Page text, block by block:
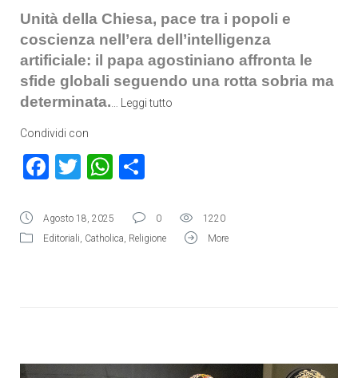
Unità della Chiesa, pace tra i popoli e
coscienza nell’era dell’intelligenza
artificiale: il papa agostiniano affronta le
sfide globali seguendo una rotta sobria ma
determinata.
Leggi tutto
Condividi con
Facebook
TwitterWhatsApp
Agosto 18, 2025 0
1220
Editoriali, Catholica, Religione More